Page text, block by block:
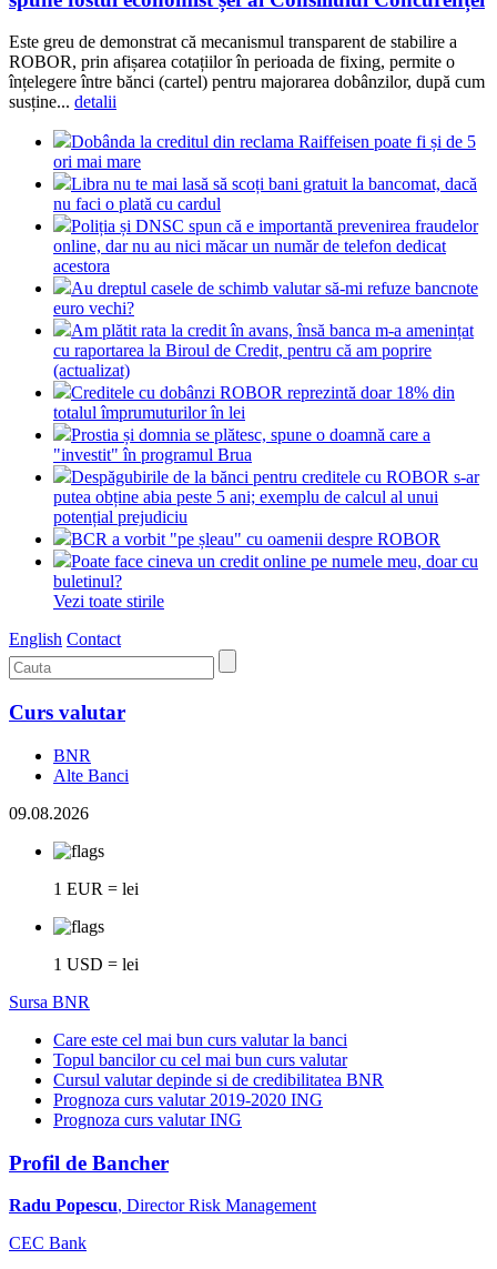
Este greu de demonstrat că mecanismul transparent de stabilire a
ROBOR, prin afișarea cotațiilor în perioada de fixing, permite o
înțelegere între bănci (cartel) pentru majorarea dobânzilor, după cum
susține... detalii
Dobânda la creditul din reclama Raiffeisen poate fi și de 5
ori mai mare
Libra nu te mai lasă să scoți bani gratuit la bancomat, dacă
nu faci o plată cu cardul
Poliția și DNSC spun că e importantă prevenirea fraudelor
online, dar nu au nici măcar un număr de telefon dedicat
acestora
Au dreptul casele de schimb valutar să-mi refuze bancnote
euro vechi?
Am plătit rata la credit în avans, însă banca m-a amenințat
cu raportarea la Biroul de Credit, pentru că am poprire
(actualizat)
Creditele cu dobânzi ROBOR reprezintă doar 18% din
totalul împrumuturilor în lei
Prostia și domnia se plătesc, spune o doamnă care a
"investit" în programul Brua
Despăgubirile de la bănci pentru creditele cu ROBOR s-ar
putea obține abia peste 5 ani; exemplu de calcul al unui
potențial prejudiciu
BCR a vorbit "pe șleau" cu oamenii despre ROBOR
Poate face cineva un credit online pe numele meu, doar cu
buletinul?
Vezi toate stirile
English Contact
Curs valutar
BNR
Alte Banci
09.08.2026
1 EUR = lei
1 USD = lei
Sursa BNR
Care este cel mai bun curs valutar la banci
Topul bancilor cu cel mai bun curs valutar
Cursul valutar depinde si de credibilitatea BNR
Prognoza curs valutar 2019-2020 ING
Prognoza curs valutar ING
Profil de Bancher
Radu Popescu, Director Risk Management
CEC Bank